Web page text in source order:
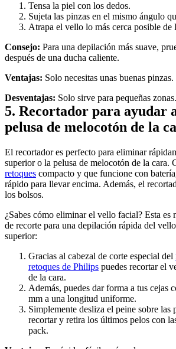
Tensa la piel con los dedos.
Sujeta las pinzas en el mismo ángulo
Atrapa el vello lo más cerca posible de
Consejo: Para una depilación más suave,
después de una ducha caliente.
Ventajas: Solo necesitas unas buenas pinzas.
Desventajas: Solo sirve para pequeñas zonas.
5. Recortador para ayudar
pelusa de melocotón de la
El recortador es perfecto para eliminar
superior o la pelusa de melocotón de la cara.
retoques compacto y que funcione con
rápido para llevar encima. Además, el
los bolsos.
¿Sabes cómo eliminar el vello facial? Esta es
de recorte para una depilación rápida del
superior:
Gracias al cabezal de corte especial del
retoques de Philips puedes recortar el
de la cara.
Además, puedes dar forma a tus cejas
mm a una longitud uniforme.
Simplemente desliza el peine sobre las
recortar y retira los últimos pelos con
pack.